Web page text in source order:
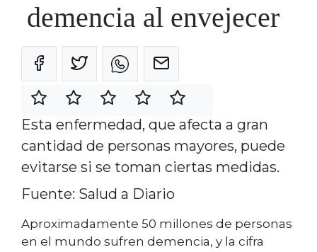
demencia al envejecer
Esta enfermedad, que afecta a gran
cantidad de personas mayores, puede
evitarse si se toman ciertas medidas.
Fuente: Salud a Diario
Aproximadamente 50 millones de personas
en el mundo sufren demencia, y la cifra